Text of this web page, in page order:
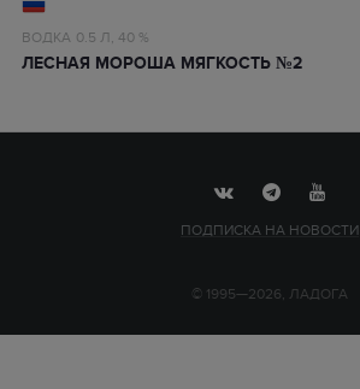
ВОДКА 0.5 Л, 40 %
ЛЕСНАЯ МОРОША МЯГКОСТЬ №2
ПОДПИСКА НА НОВОСТИ
© 1995—2026, ЛАДОГА